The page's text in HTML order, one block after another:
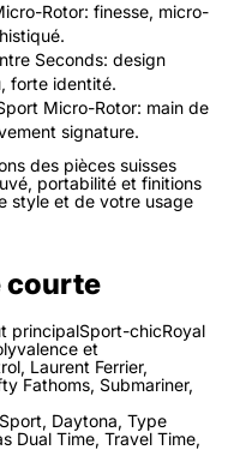
Rotor: finesse, micro-
Seconds: design
forte identité.
Micro-Rotor: main de
signature.
des pièces suisses
portabilité et finitions
style et de votre usage
courte
principalSport-chicRoyal
et
Laurent Ferrier,
Fathoms, Submariner,
Daytona, Type
Dual Time, Travel Time,